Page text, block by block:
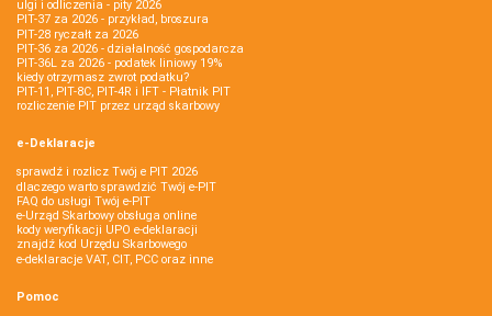
ulgi i odliczenia - pity 2026
PIT-37 za 2026 - przykład, broszura
PIT-28 ryczałt za 2026
PIT-36 za 2026 - działalność gospodarcza
PIT-36L za 2026 - podatek liniowy 19%
kiedy otrzymasz zwrot podatku?
PIT-11, PIT-8C, PIT-4R i IFT - Płatnik PIT
rozliczenie PIT przez urząd skarbowy
e-Deklaracje
sprawdź i rozlicz Twój e PIT 2026
dlaczego warto sprawdzić Twój e-PIT
FAQ do usługi Twój e-PIT
e-Urząd Skarbowy obsługa online
kody weryfikacji UPO e-deklaracji
znajdź kod Urzędu Skarbowego
e-deklaracje VAT, CIT, PCC oraz inne
Pomoc